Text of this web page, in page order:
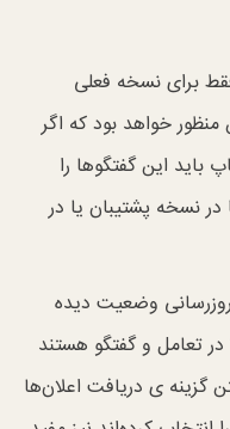
برای نسخه فعلی
خواهد بود که اگر
باید این گفتگوها را
در نسخه پشتیبان یا در
وضعیت دیده
تعامل و گفتگو هستند
گزینه‌ ی دریافت اعلان‌ها